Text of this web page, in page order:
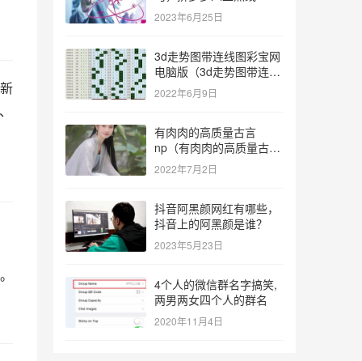
9541344？
2023年6月25日
3d走势图带连线图彩宝网
电脑版（3d走势图带连线
图彩宝网手机版）
2022年6月9日
有肉肉的高质量古言
np（有肉肉的高质量古言
np推荐）
2022年7月2日
抖音阿黑颜网红有哪些，
抖音上的阿黑颜是谁？
2023年5月23日
4个人的微信群名字搞笑,
两男两女四个人的群名
2020年11月4日